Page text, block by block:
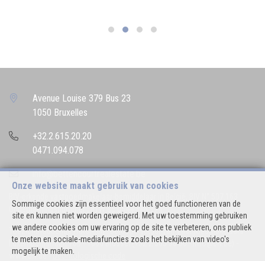
Onze website maakt gebruik van cookies
Sommige cookies zijn essentieel voor het goed functioneren van de
site en kunnen niet worden geweigerd. Met uw toestemming gebruiken
we andere cookies om uw ervaring op de site te verbeteren, ons publiek
te meten en sociale-mediafuncties zoals het bekijken van video's
mogelijk te maken.
Avenue Louise 379 Bus 23
1050 Bruxelles
+32.2.615.20.20
0471.094.078
info@bettencourtrealestate.be
Ondernemingsnummer : BTW BE 0544.346.974
Toezichthoudende Autoriteit : Beroepinstituut van Vastgoedmakelaars
Luxemburgstraat, 16B - 1000 Brussel (+32 2 505 38 50 - info@biv.be) -
www.biv.be-Deontologische code